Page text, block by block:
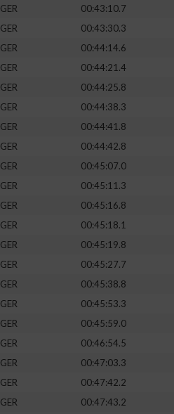
GER
00:43:10.7
GER 00:43:30.3
GER
00:44:14.6
GER
00:44:21.4
GER
00:44:25.8
GER
00:44:38.3
GER 00:44:41.8
GER
00:44:42.8
GER
00:45:07.0
GER
00:45:11.3
GER
00:45:16.8
GER 00:45:18.1
GER
00:45:19.8
GER
00:45:27.7
GER
00:45:38.8
GER
00:45:53.3
GER 00:45:59.0
GER
00:46:54.5
GER
00:47:03.3
GER
00:47:42.2
GER 00:47:43.2